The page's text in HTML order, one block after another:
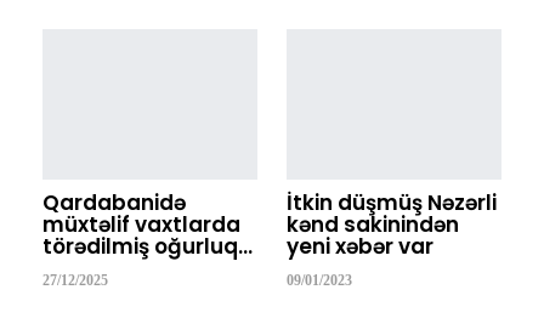
Qardabanidə
müxtəlif vaxtlarda
törədilmiş oğurluq…
27/12/2025
İtkin düşmüş Nəzərli
kənd sakinindən
yeni xəbər var
09/01/2023